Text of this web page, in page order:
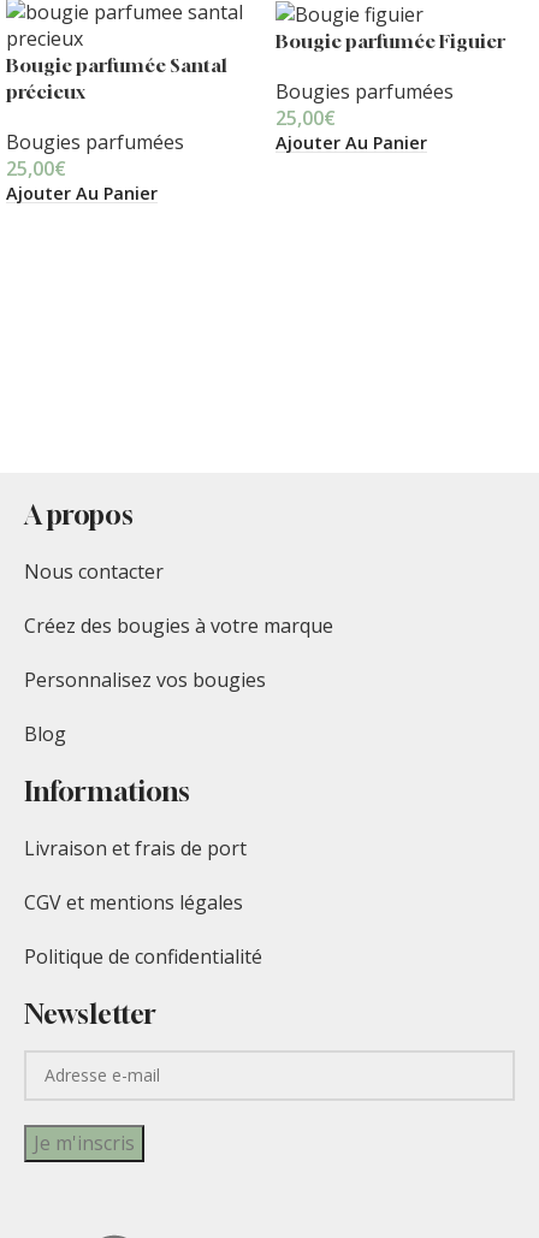
Bougie parfumée Santal
précieux
Bougies parfumées
25,00€
Ajouter Au Panier
Bougie parfumée Figuier
Bougies parfumées
25,00€
Ajouter Au Panier
A propos
Nous contacter
Créez des bougies à votre marque
Personnalisez vos bougies
Blog
Informations
Livraison et frais de port
CGV et mentions légales
Politique de confidentialité
Newsletter